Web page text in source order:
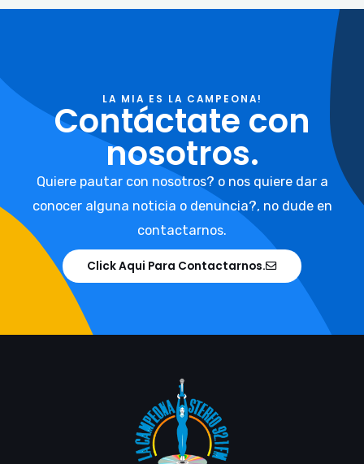
LA MIA ES LA CAMPEONA!
Contáctate con
nosotros.
Quiere pautar con nosotros? o nos quiere dar a
conocer alguna noticia o denuncia?, no dude en
contactarnos.
Click Aqui Para Contactarnos.